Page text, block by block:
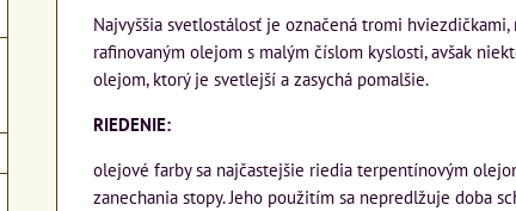
Najvyššia svetlostálosť je označená tromi
rafinovaným olejom s malým číslom kyslosti, avšak
olejom, ktorý je svetlejší a zasychá pomalšie.
RIEDENIE:
olejové farby sa najčastejšie riedia terpentínovým
zanechania stopy. Jeho použitím sa nepredlžuje doba